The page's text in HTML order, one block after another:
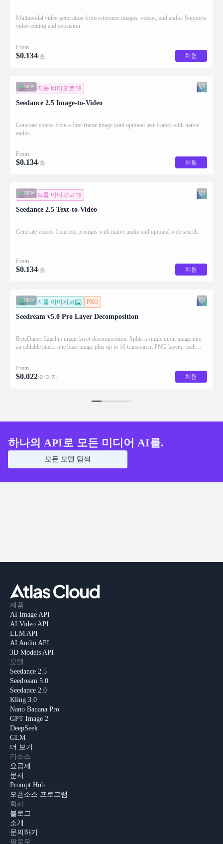
Multimodal video generation from reference images, videos, and audio. Supports
video editing and extension.
From
$0.134/초 체험
NEW
이미지를 비디오로
Seedance 2.5 Image-to-Video
Generate videos from a first-frame image (and optional last-frame) with native
audio.
From
$0.134/초 체험
NEW
텍스트를 비디오로
Seedance 2.5 Text-to-Video
Generate videos from text prompts with native audio and optional web search.
From
$0.134/초 체험
NEW
이미지를 이미지로 PRO
Seedream v5.0 Pro Layer Decomposition
ByteDance flagship image layer decomposition. Splits a single input image into
an editable stack: one base image plus up to 16 transparent PNG layers, each
From
$0.022/이미지 체험
하나의 API로 모든 미디어 AI를.
모든 모델 탐색
제품
AI Image API
AI Video API
LLM API
AI Audio API
3D Models API
모델
Seedance 2.5
Seedream 5.0
Seedance 2.0
Kling 3.0
Nano Banana Pro
GPT Image 2
DeepSeek
GLM
더 보기
리소스
요금제
문서
Prompt Hub
오픈소스 프로그램
회사
블로그
소개
문의하기
팔로우